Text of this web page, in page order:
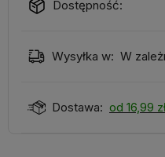
Dostępność:
Wysyłka w:
Dostawa: od 16,99